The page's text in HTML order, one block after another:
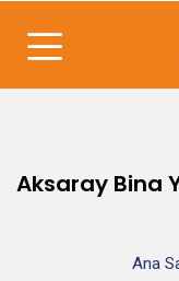
Aksaray Bina
Ana